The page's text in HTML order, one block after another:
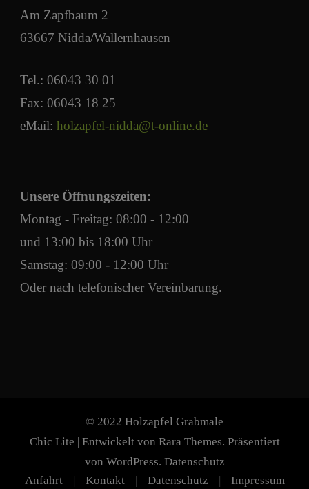
Am Zapfbaum 2
63667 Nidda/Wallernhausen
Tel.: 06043 30 01
Fax: 06043 18 25
eMail: holzapfel-nidda@t-online.de
Unsere Öffnungszeiten:
Montag - Freitag: 08:00 - 12:00
und 13:00 bis 18:00 Uhr
Samstag: 09:00 - 12:00 Uhr
Oder nach telefonischer Vereinbarung.
© 2022 Holzapfel Grabmale
Chic Lite | Entwickelt von Rara Themes. Präsentiert
von WordPress. Datenschutz
Anfahrt
Kontakt Datenschutz Impressum